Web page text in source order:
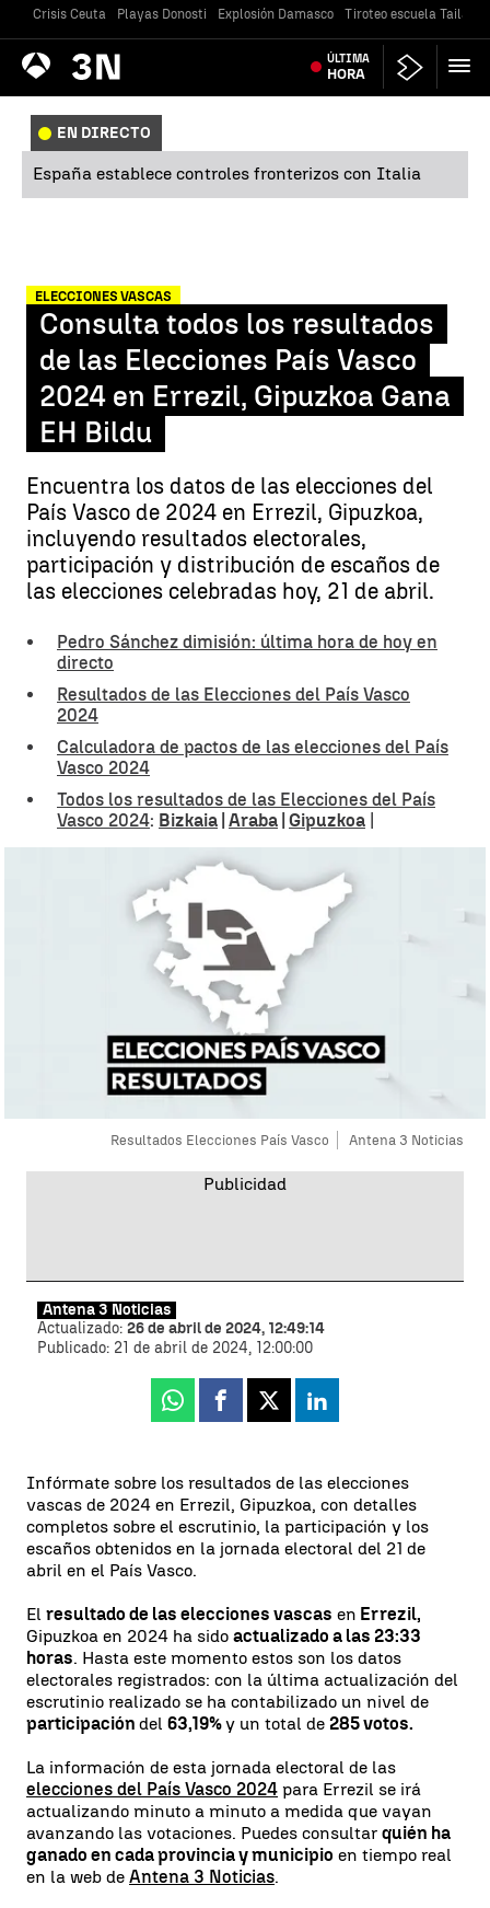
Crisis Ceuta Playas Donosti Explosión Damasco Tiroteo escuela
Antena
3 Noticias ÚLTIMA
HORA
EN DIRECTO
España establece controles fronterizos con Italia
ELECCIONES VASCAS
Consulta todos los resultados
de las Elecciones País Vasco
2024 en Errezil, Gipuzkoa Gana
EH Bildu
Encuentra los datos de las elecciones del
País Vasco de 2024 en Errezil, Gipuzkoa,
incluyendo resultados electorales,
participación y distribución de escaños de
las elecciones celebradas hoy, 21 de abril.
Pedro Sánchez dimisión: última hora de hoy en
directo
Resultados de las Elecciones del País Vasco
2024
Calculadora de pactos de las elecciones del País
Vasco 2024
Todos los resultados de las Elecciones del País
Vasco 2024: Bizkaia Araba Gipuzkoa
Resultados Elecciones País Vasco Antena 3 Noticias
Antena 3 Noticias
Actualizado: 26 de abril de 2024, 12:49:14
Publicado: 21 de abril de 2024, 12:00:00
Whatsapp
Facebook
X Linkedin
Infórmate sobre los resultados de las elecciones
vascas de 2024 en Errezil, Gipuzkoa, con detalles
completos sobre el escrutinio, la participación y los
escaños obtenidos en la jornada electoral del 21 de
abril en el País Vasco.
El resultado de las elecciones vascas en Errezil,
Gipuzkoa en 2024 ha sido actualizado a las 23:33
horas. Hasta este momento estos son los datos
electorales registrados: con la última actualización del
escrutinio realizado se ha contabilizado un nivel de
participación del 63,19%y un total de 285 votos.
La información de esta jornada electoral de las
elecciones del País Vasco 2024 para Errezil se irá
actualizando minuto a minuto a medida que vayan
avanzando las votaciones. Puedes consultar quién ha
ganado en cada provincia y municipio en tiempo real
en la web de Antena 3 Noticias.